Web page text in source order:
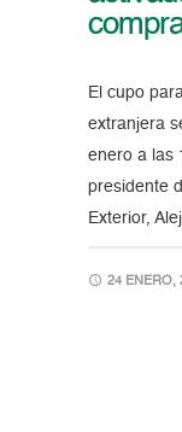
El cupo
extranjera
enero a las
presidente
Exterior,
24 ENERO,